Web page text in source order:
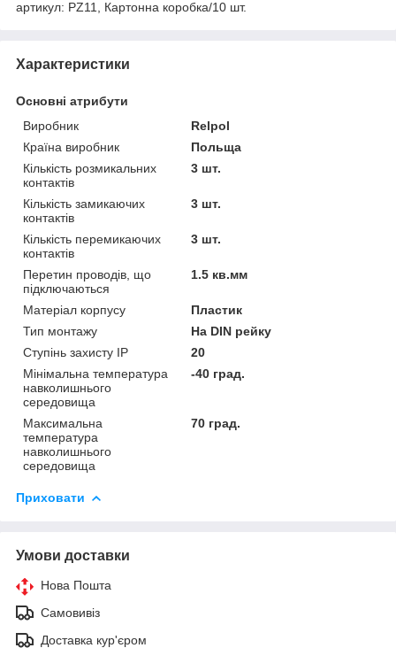
артикул: PZ11, Картонна коробка/10 шт.
Характеристики
Основні атрибути
Виробник
Relpol
Країна виробник
Польща
Кількість розмикальних
контактів
3 шт.
Кількість замикаючих
контактів
3 шт.
Кількість перемикаючих
контактів
3 шт.
Перетин проводів, що
підключаються
1.5 кв.мм
Матеріал корпусу
Пластик
Тип монтажу
На DIN рейку
Ступінь захисту IP
20
Мінімальна температура
навколишнього
середовища
-40 град.
Максимальна
температура
навколишнього
середовища
70 град.
Приховати
Умови доставки
Нова Пошта
Самовивіз
Доставка кур'єром